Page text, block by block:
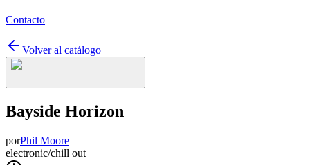
Contacto
Volver al catálogo
Bayside Horizon
porPhil Moore
electronic/chill out